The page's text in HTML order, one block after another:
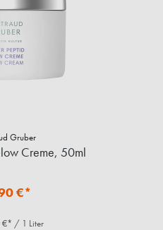
Gruber
Creme, 50ml
€*
€* / 1 Liter